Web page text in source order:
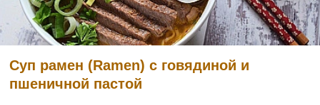
Суп рамен (Ramen) с говядиной и
пшеничной пастой